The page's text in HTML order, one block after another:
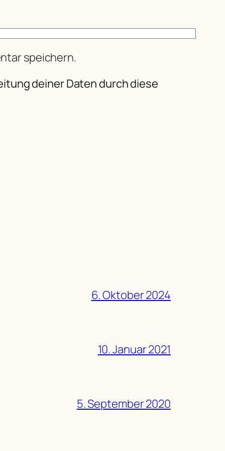
speichern.
deiner Daten durch diese
6. Oktober 2024
10. Januar 2021
5. September 2020